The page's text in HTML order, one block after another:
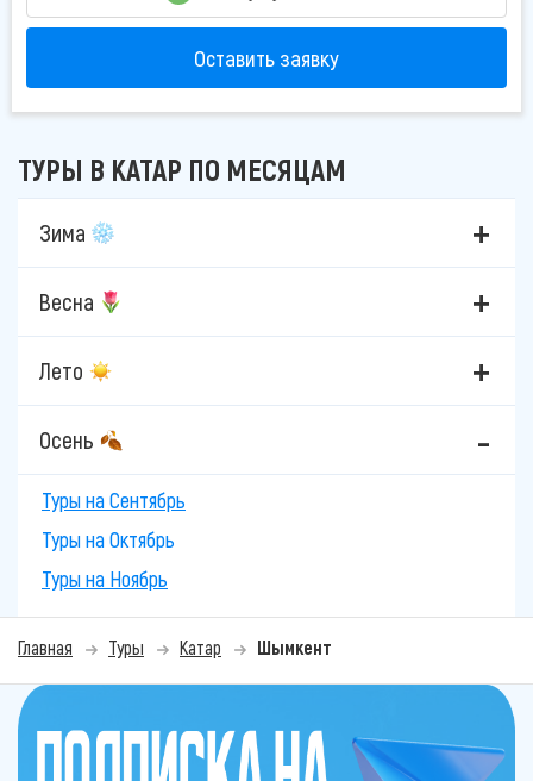
Оставить заявку
ТУРЫ В КАТАР ПО МЕСЯЦАМ
Зима
Весна
Лето
Осень
Туры на Сентябрь
Туры на Октябрь
Туры на Ноябрь
Главная Туры Катар Шымкент